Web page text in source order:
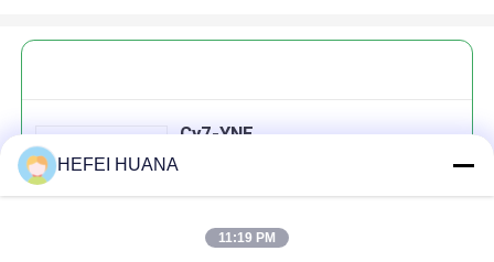
Cy7-YNE
HEFEI HUANA
11:19 PM